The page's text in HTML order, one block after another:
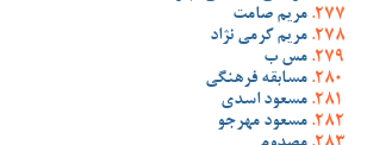
مریم صامت
مریم کرمی نژاد
مس ب
مسابقه فرهنگی
مسعود اسدی
مسعود مهرجو